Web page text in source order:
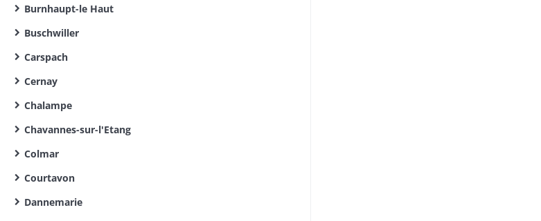
Burnhaupt-le Haut
Buschwiller
Carspach
Cernay
Chalampe
Chavannes-sur-l'Etang
Colmar
Courtavon
Dannemarie